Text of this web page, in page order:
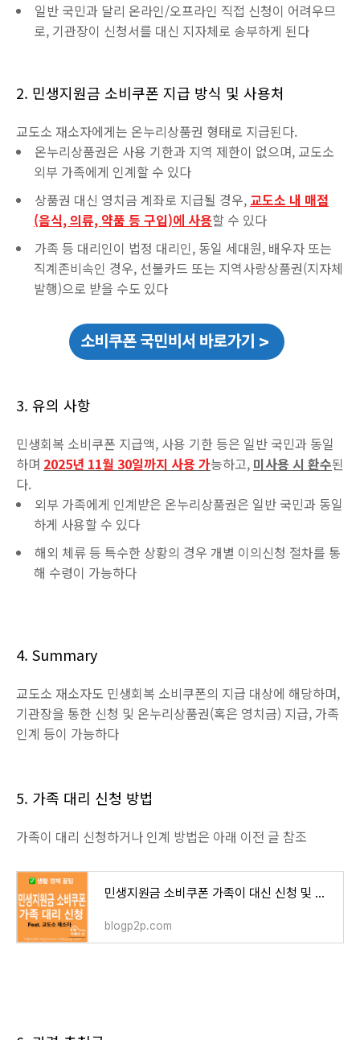
일반 국민과 달리 온라인/오프라인 직접 신청이 어려우므
로, 기관장이 신청서를 대신 지자체로 송부하게 된다
2. 민생지원금 소비쿠폰 지급 방식 및 사용처
교도소 재소자에게는 온누리상품권 형태로 지급된다.
온누리상품권은 사용 기한과 지역 제한이 없으며, 교도소
외부 가족에게 인계할 수 있다
상품권 대신 영치금 계좌로 지급될 경우, 교도소 내 매점
(음식, 의류, 약품 등 구입)에 사용할 수 있다
가족 등 대리인이 법정 대리인, 동일 세대원, 배우자 또는
직계존비속인 경우, 선불카드 또는 지역사랑상품권(지자체
발행)으로 받을 수도 있다
3. 유의 사항
민생회복 소비쿠폰 지급액, 사용 기한 등은 일반 국민과 동일
하며 2025년 11월 30일까지 사용 가능하고, 미사용 시 환수된
다.
외부 가족에게 인계받은 온누리상품권은 일반 국민과 동일
하게 사용할 수 있다
해외 체류 등 특수한 상황의 경우 개별 이의신청 절차를 통
해 수령이 가능하다
4. Summary
교도소 재소자도 민생회복 소비쿠폰의 지급 대상에 해당하며,
기관장을 통한 신청 및 온누리상품권(혹은 영치금) 지급, 가족
인계 등이 가능하다
5. 가족 대리 신청 방법
가족이 대리 신청하거나 인계 방법은 아래 이전 글 참조
민생지원금 소비쿠폰 가족이 대신 신청 및 인계 방법(feat 교도소 재소자)
blogp2p.com